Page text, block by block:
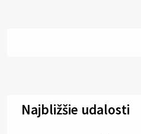
Najbližšie udalosti